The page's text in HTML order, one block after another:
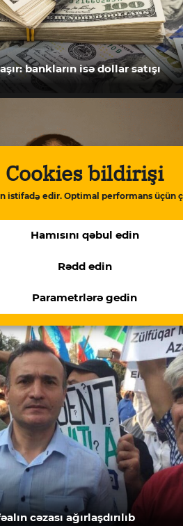
Cookies bildirişi
istifadə edir. Optimal performans üçün
Hamısını qəbul edin
Rədd edin
Parametrlərə gedin
bankların isə dollar satışı
dini inanclı fəaldan yenə
cəzası ağırlaşdırılıb